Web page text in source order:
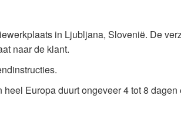
in Ljubljana, Slovenië. De
naar de klant.
heel Europa duurt ongeveer 4 tot 8